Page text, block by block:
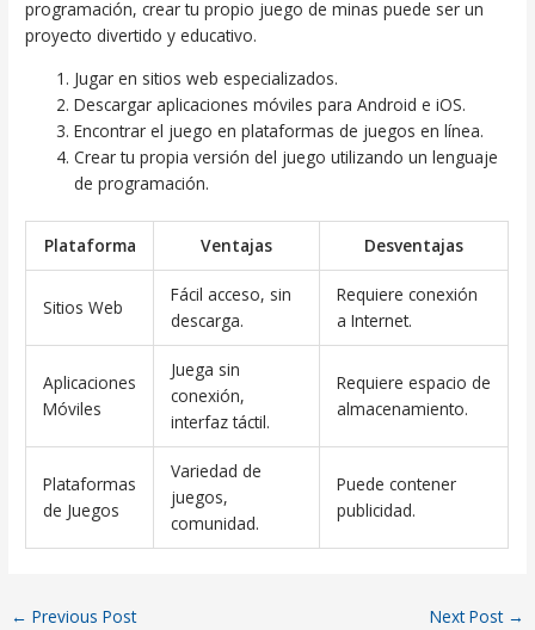
programación, crear tu propio juego de minas puede ser un
proyecto divertido y educativo.
Jugar en sitios web especializados.
Descargar aplicaciones móviles para Android e iOS.
Encontrar el juego en plataformas de juegos en línea.
Crear tu propia versión del juego utilizando un lenguaje
de programación.
Plataforma Ventajas Desventajas
Sitios Web
Fácil acceso, sin
descarga.
Requiere conexión
a Internet.
Aplicaciones
Móviles
Juega sin
conexión,
interfaz táctil.
Requiere espacio de
almacenamiento.
Plataformas
de Juegos
Variedad de
juegos,
comunidad.
Puede contener
publicidad.
← Previous Post Next Post →